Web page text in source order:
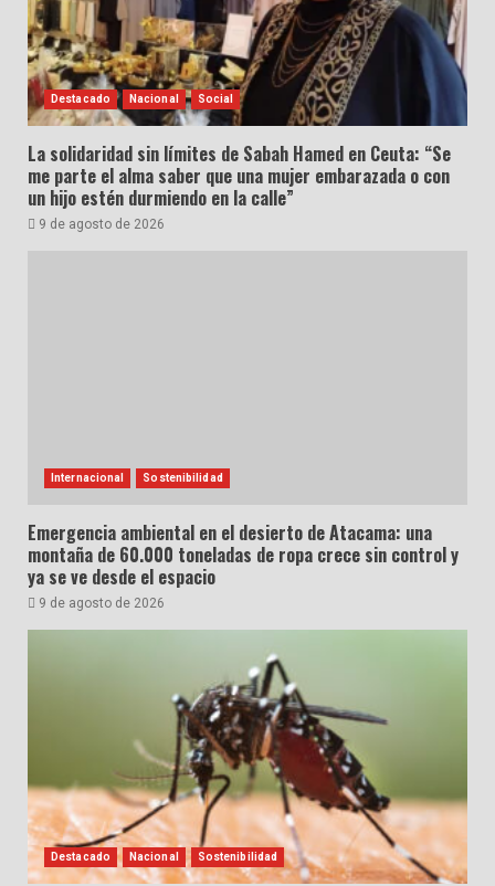
Destacado Nacional Social
La solidaridad sin límites de Sabah Hamed en Ceuta: “Se
me parte el alma saber que una mujer embarazada o con
un hijo estén durmiendo en la calle”
9 de agosto de 2026
Internacional Sostenibilidad
Emergencia ambiental en el desierto de Atacama: una
montaña de 60.000 toneladas de ropa crece sin control y
ya se ve desde el espacio
9 de agosto de 2026
Destacado Nacional Sostenibilidad